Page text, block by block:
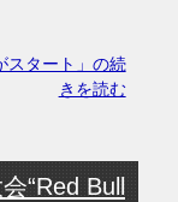
スタート」の続
きを読む
“Red Bull